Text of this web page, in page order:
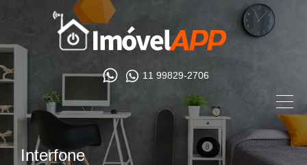
11 99829-2706
Interfone